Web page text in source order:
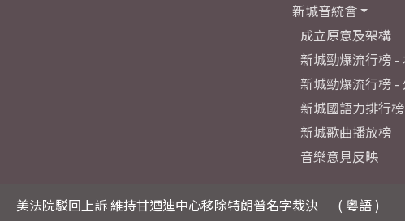
美法院駁回上訴 維持甘迺迪中心移除特朗普名字裁決
( 粵語 )
新城音統會
成立原意及架構
新城勁爆流行榜 -
新城勁爆流行榜 -
新城國語力排行榜
新城歌曲播放榜
音樂意見反映